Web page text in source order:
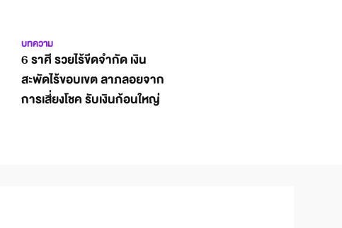
บทความ
6 ราศี รวยไร้ขีดจำกัด เงิน
สะพัดไร้ขอบเขต ลาภลอยจาก
การเสี่ยงโชค รับเงินก้อนใหญ่